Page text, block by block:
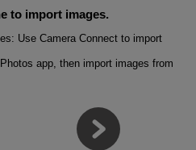
to import images.
Use Camera Connect to import
app, then import images from